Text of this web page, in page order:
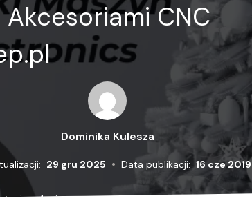
CNC
Dominika Kulesza
29 gru 2025 • Data publikacji: 16 cze 2019
< 1 minuta